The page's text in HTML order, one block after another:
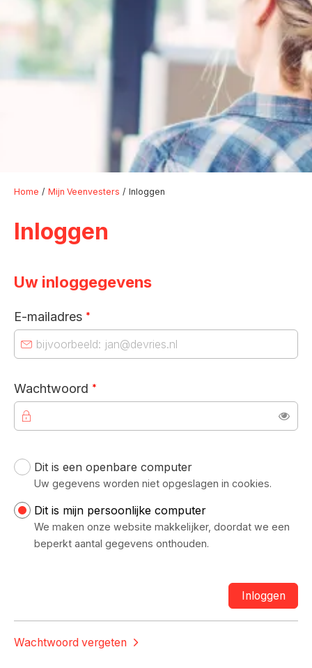
Home Mijn Veenvesters Inloggen
Inloggen
Uw inloggegevens
E-mailadres *
Wachtwoord *
Uw inloggegevens
Dit is een openbare computer
Uw gegevens worden niet opgeslagen in cookies.
Dit is mijn persoonlijke computer
We maken onze website makkelijker, doordat we een
beperkt aantal gegevens onthouden.
Inloggen
Wachtwoord vergeten